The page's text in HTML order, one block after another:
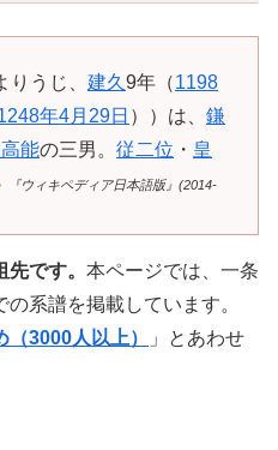
りうじ、 建久9年（1198
年4月29日 ））は、 鎌
能の三男。 従二位 ・ 皇
」『ウィキペディア日本語版』(2014-
です。 本ページでは、一条
系譜を掲載しています。
3000人以上）
」とあわせ